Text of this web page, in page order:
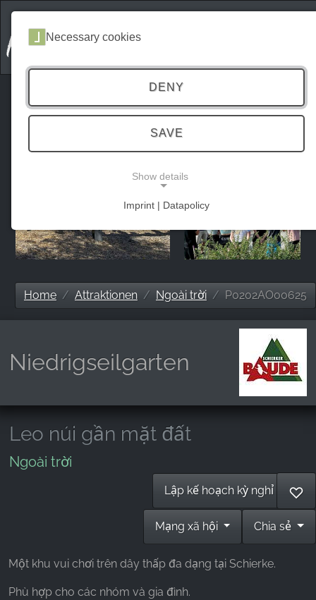
Home Attraktionen Ngoài trời P0202AO00625
Niedrigseilgarten
Leo núi gần mặt đất
Ngoài trời
Lập kế hoạch kỳ nghỉ ♡
Chia sẻ
Mạng xã hội
Một khu vui chơi trên dây thấp đa dạng tại Schierke.
Phù hợp cho các nhóm và gia đình.
Necessary cookies
DENY
SAVE
Show details
Imprint | Datapolicy